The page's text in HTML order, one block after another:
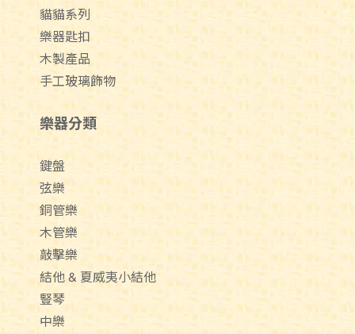
貓貓系列
樂器匙扣
木製產品
手工玻璃飾物
樂器分類
鍵盤
弦樂
銅管樂
木管樂
敲擊樂
結他 & 夏威夷小結他
豎琴
中樂